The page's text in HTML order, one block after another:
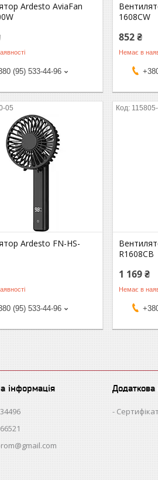
Ardesto AviaFan
(95) 533-44-96
1608CW
852 ₴
Немає в
05
Ardesto FN-HS-
(95) 533-44-96
R1608CB
1 169 ₴
Немає в
інформація Додаткова